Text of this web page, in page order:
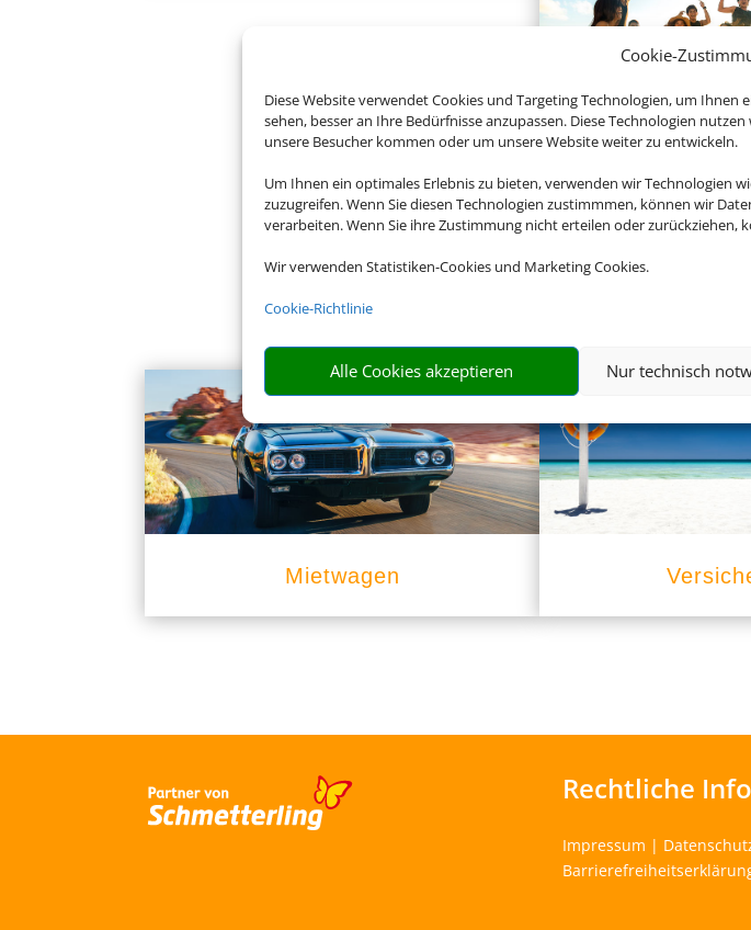
Cookie-
Diese Website verwendet Cookies und Targeting Technologien, um
sehen, besser an Ihre Bedürfnisse anzupassen. Diese Technologien
unsere Besucher kommen oder um unsere Website weiter zu entwickeln.
Um Ihnen ein optimales Erlebnis zu bieten, verwenden wir Technologien
zuzugreifen. Wenn Sie diesen Technologien zustimmmen, können wir
verarbeiten. Wenn Sie ihre Zustimmung nicht erteilen oder
Wir verwenden Statistiken-Cookies und Marketing Cookies.
Cookie-Richtlinie
Alle Cookies akzeptieren Nur technisch
Mietwagen
Rechtliche
Impressum |